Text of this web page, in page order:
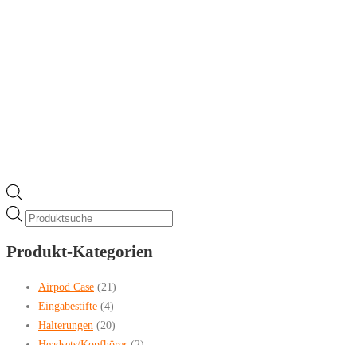
Products
Produkt-Kategorien
Airpod Case (21)
Eingabestifte (4)
Halterungen (20)